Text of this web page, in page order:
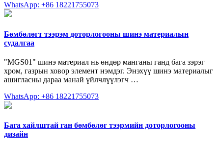
WhatsApp: +86 18221755073
Бөмбөлөгт тээрэм доторлогооны шинэ материалын
судалгаа
"MGS01" шинэ материал нь өндөр манганы ганд бага зэрэг
хром, газрын ховор элемент нэмдэг. Энэхүү шинэ материалыг
ашигласны дараа манай үйлчлүүлэгч …
WhatsApp: +86 18221755073
Бага хайлштай ган бөмбөлөг тээрмийн доторлогооны
дизайн